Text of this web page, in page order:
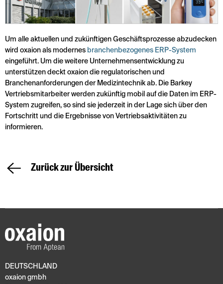
Um alle aktuellen und zukünftigen Geschäftsprozesse abzudecken
wird oxaion als modernes branchenbezogenes ERP-System
eingeführt. Um die weitere Unternehmensentwicklung zu
unterstützen deckt oxaion die regulatorischen und
Branchenanforderungen der Medizintechnik ab. Die Barkey
Vertriebsmitarbeiter werden zukünftig mobil auf die Daten im ERP-
System zugreifen, so sind sie jederzeit in der Lage sich über den
Fortschritt und die Ergebnisse von Vertriebsaktivitäten zu
informieren.
Zurück zur Übersicht
DEUTSCHLAND
oxaion gmbh